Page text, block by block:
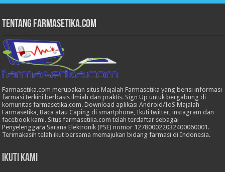
Tentang Farmasetika.com
Farmasetika.com merupakan situs Majalah Farmasetika yang berisi informasi
farmasi terkini berbasis ilmiah dan praktis. Sign Up untuk bergabung di
komunitas farmasetika.com. Download aplikasi Android/IoS Majalah
Farmasetika, Baca atau Caping di smartphone, Ikuti twitter, instagram dan
facebook kami. Situs farmasetika.com telah terdaftar sebagai
Penyelenggara Sarana Elektronik (PSE) nomor 127800022032400060001.
Terimakasih telah ikut bersama memajukan bidang farmasi di Indonesia.
Ikuti Kami